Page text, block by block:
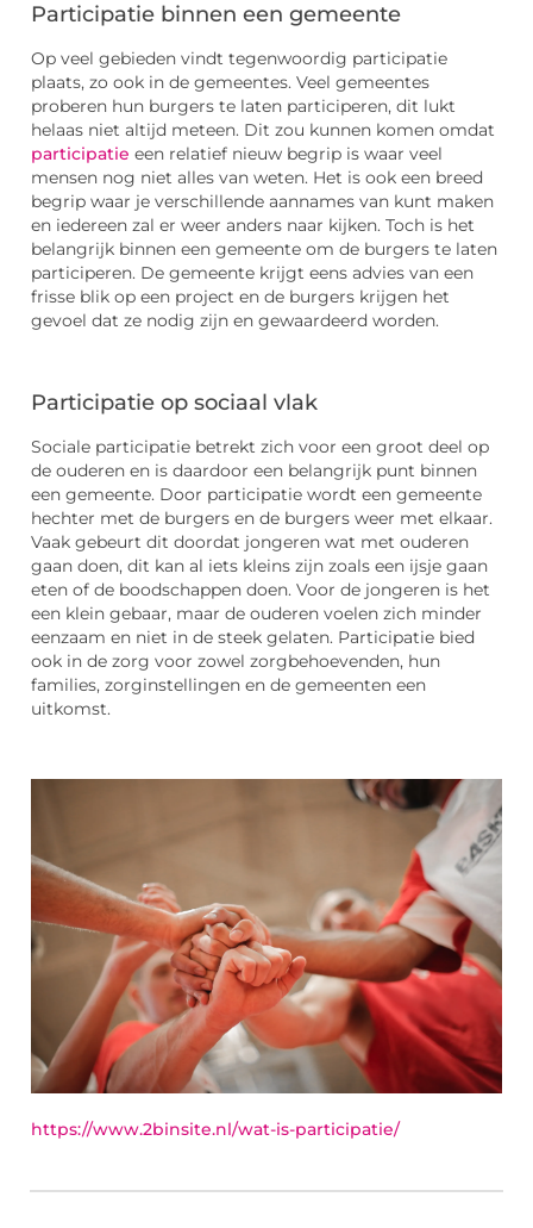
Participatie binnen een gemeente
Op veel gebieden vindt tegenwoordig participatie
plaats, zo ook in de gemeentes. Veel gemeentes
proberen hun burgers te laten participeren, dit lukt
helaas niet altijd meteen. Dit zou kunnen komen omdat
participatie een relatief nieuw begrip is waar veel
mensen nog niet alles van weten. Het is ook een breed
begrip waar je verschillende aannames van kunt maken
en iedereen zal er weer anders naar kijken. Toch is het
belangrijk binnen een gemeente om de burgers te laten
participeren. De gemeente krijgt eens advies van een
frisse blik op een project en de burgers krijgen het
gevoel dat ze nodig zijn en gewaardeerd worden.
Participatie op sociaal vlak
Sociale participatie betrekt zich voor een groot deel op
de ouderen en is daardoor een belangrijk punt binnen
een gemeente. Door participatie wordt een gemeente
hechter met de burgers en de burgers weer met elkaar.
Vaak gebeurt dit doordat jongeren wat met ouderen
gaan doen, dit kan al iets kleins zijn zoals een ijsje gaan
eten of de boodschappen doen. Voor de jongeren is het
een klein gebaar, maar de ouderen voelen zich minder
eenzaam en niet in de steek gelaten. Participatie bied
ook in de zorg voor zowel zorgbehoevenden, hun
families, zorginstellingen en de gemeenten een
uitkomst.
https://www.2binsite.nl/wat-is-participatie/